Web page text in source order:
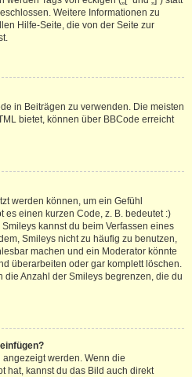
Weitere Informationen zu
Hilfe-Seite, die von der Seite zur
in Beiträgen zu verwenden. Die meisten
bietet, können über BBCode erreicht
werden können, um ein Gefühl
es einen kurzen Code, z. B. bedeutet :)
kannst du beim Verfassen eines
Smileys nicht zu häufig zu benutzen,
machen und ein Moderator könnte
überarbeiten oder gar komplett löschen.
die Anzahl der Smileys begrenzen, die du
werden. Wenn die
hat, kannst du das Bild auch direkt